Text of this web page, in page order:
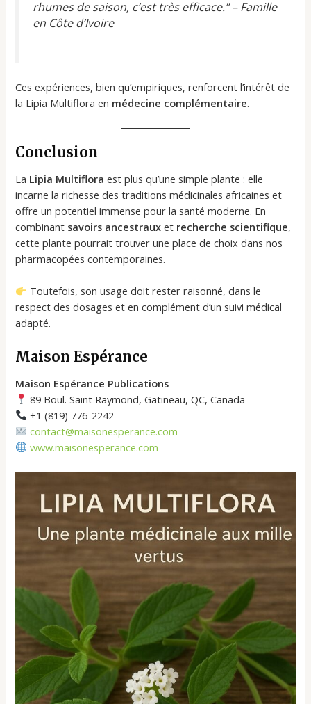
rhumes de saison, c’est très efficace.” – Famille
en Côte d’Ivoire
Ces expériences, bien qu’empiriques, renforcent l’intérêt de
la Lipia Multiflora en médecine complémentaire.
Conclusion
La Lipia Multiflora est plus qu’une simple plante : elle
incarne la richesse des traditions médicinales africaines et
offre un potentiel immense pour la santé moderne. En
combinant savoirs ancestraux et recherche scientifique,
cette plante pourrait trouver une place de choix dans nos
pharmacopées contemporaines.
Toutefois, son usage doit rester raisonné, dans le
respect des dosages et en complément d’un suivi médical
adapté.
Maison Espérance
Maison Espérance Publications
89 Boul. Saint Raymond, Gatineau, QC, Canada
+1 (819) 776-2242
contact@maisonesperance.com
www.maisonesperance.com